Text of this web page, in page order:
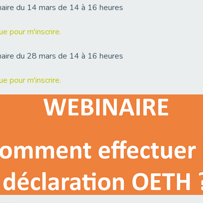
du 14 mars de 14 à 16 heures
pour m'inscrire.
du 28 mars de 14 à 16 heures
pour m'inscrire.